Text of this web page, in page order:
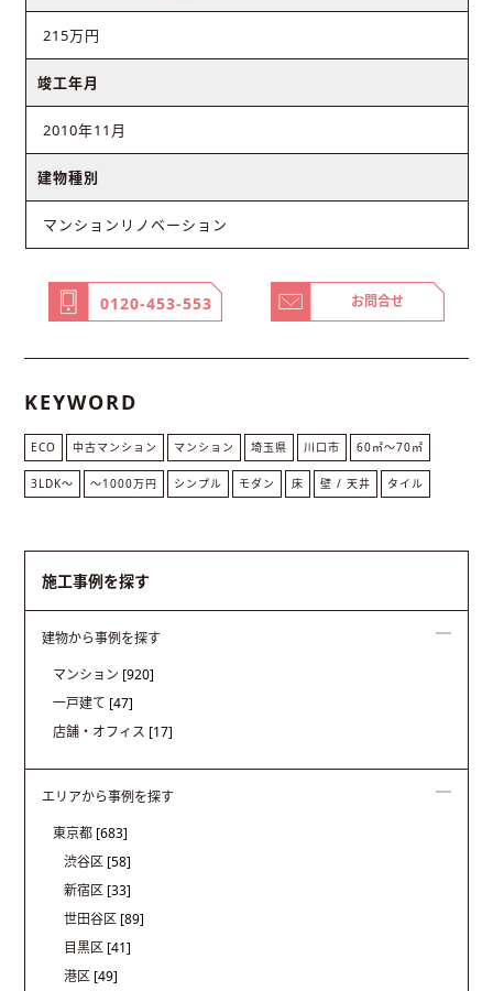
215万円
竣工年月
2010年11月
建物種別
マンションリノベーション
0120-453-553 お問合せ
KEYWORD
ECO 中古マンション マンション 埼玉県 川口市 60㎡〜70㎡
3LDK〜 〜1000万円 シンプル モダン 床 壁 / 天井 タイル
施工事例を探す
建物から事例を探す
マンション [920]
一戸建て [47]
店舗・オフィス [17]
エリアから事例を探す
東京都 [683]
渋谷区 [58]
新宿区 [33]
世田谷区 [89]
目黒区 [41]
港区 [49]